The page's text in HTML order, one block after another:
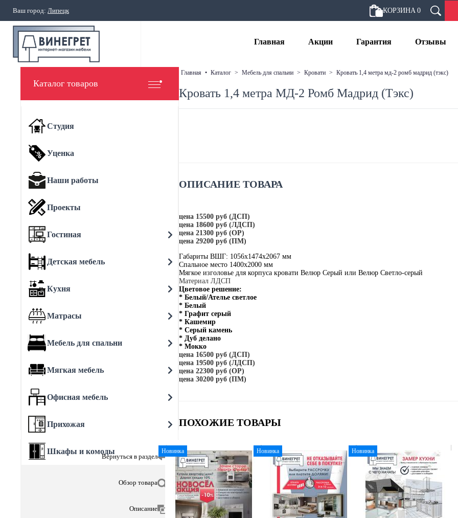
Ваш город: Липецк КОРЗИНА 0
Главная Акции Гарантия Отзывы
Каталог товаров
Студия
Уценка
Наши работы
Проекты
Гостиная
Детская мебель
Кухня
Матрасы
Мебель для спальни
Мягкая мебель
Офисная мебель
Прихожая
Шкафы и комоды
Вернуться в раздел
Обзор товара
Описание
главная • каталог > мебель для спальни > кровати > кровать 1,4 метра мд-2 ромб мадрид (тэкс)
Кровать 1,4 метра МД-2 Ромб Мадрид (Тэкс)
ОПИСАНИЕ ТОВАРА
цена 15500 руб (ДСП)
цена 18600 руб (ЛДСП)
цена 21300 руб (ОР)
цена 29200 руб (ПМ)
Габариты ВШГ: 1056х1474х2067 мм
Спальное место 1400х2000 мм
Мягкое изголовье для корпуса кровати Велюр Серый или Велюр Светло-серый
Материал ЛДСП
Цветовое решение:
* Белый/Ателье светлое
* Белый
* Графит серый
* Кашемир
* Серый камень
* Дуб делано
* Мокко
цена 16500 руб (ДСП)
цена 19500 руб (ЛДСП)
цена 22300 руб (ОР)
цена 30200 руб (ПМ)
ПОХОЖИЕ ТОВАРЫ
Новинка Новинка Новинка